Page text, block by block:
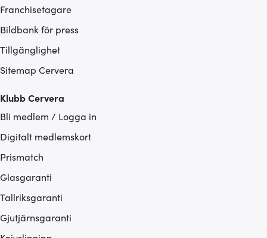
Franchisetagare
Bildbank för press
Tillgänglighet
Sitemap Cervera
Klubb Cervera
Bli medlem / Logga in
Digitalt medlemskort
Prismatch
Glasgaranti
Tallriksgaranti
Gjutjärnsgaranti